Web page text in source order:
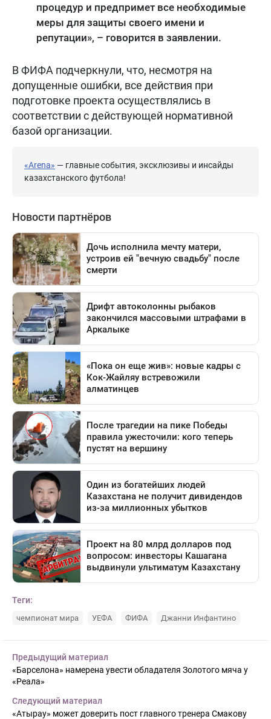
процедур и предпримет все необходимые
меры для защиты своего имени и
репутации», – говорится в заявлении.
В ФИФА подчеркнули, что, несмотря на
допущенные ошибки, все действия при
подготовке проекта осуществлялись в
соответствии с действующей нормативной
базой организации.
«Arena» — главные события, эксклюзивы и инсайды
казахстанского футбола!
Теги:
чемпионат мира УЕФА ФИФА Джанни Инфантино
Предыдущий материал
«Барселона» намерена увести обладателя Золотого мяча у
«Реала»
Следующий материал
«Атырау» может доверить пост главного тренера Смакову